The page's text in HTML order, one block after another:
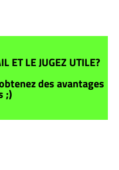
ET LE JUGEZ UTILE?
des avantages
;)